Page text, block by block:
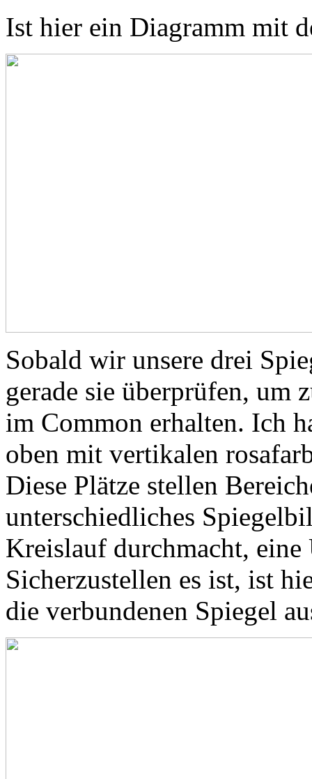
Ist hier ein Diagramm mit
Sobald wir unsere drei
gerade sie überprüfen, um
im Common erhalten. Ich
oben mit vertikalen
Diese Plätze stellen
unterschiedliches
Kreislauf durchmacht,
Sicherzustellen es ist, ist
die verbundenen Spiegel